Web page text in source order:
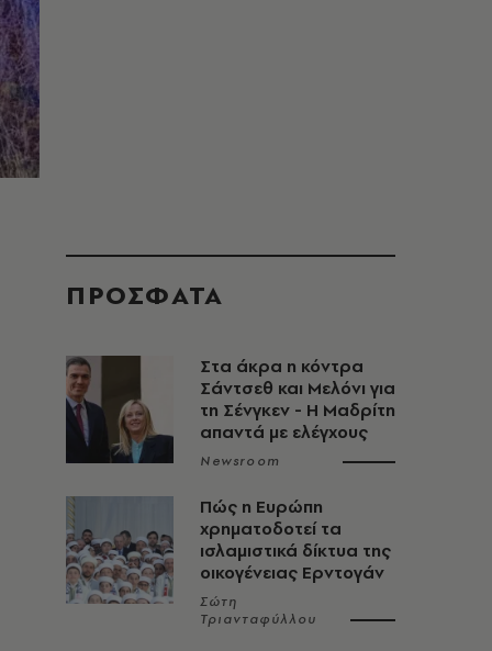
ΠΡΟΣΦΑΤΑ
Στα άκρα η κόντρα
Σάντσεθ και Μελόνι για
τη Σένγκεν - Η Μαδρίτη
απαντά με ελέγχους
Newsroom
Πώς η Ευρώπη
χρηματοδοτεί τα
ισλαμιστικά δίκτυα της
οικογένειας Ερντογάν
Σώτη
Τριανταφύλλου